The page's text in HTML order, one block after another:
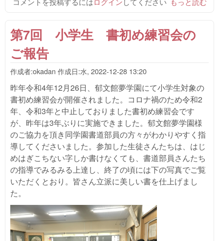
について
第7回 小学生 書初め練習会の
ご報告
作成者:okadan 作成日:水, 2022-12-28 13:20
昨年令和4年12月26日、郁文館夢学園にて小学生対象の
書初め練習会が開催されました。コロナ禍のため令和2
年、令和3年と中止しておりました書初め練習会です
が、昨年は3年ぶりに実施できました。郁文館夢学園様
のご協力を頂き同学園書道部員の方々がわかりやすく指
導してくださいました。参加した生徒さんたちは、はじ
めはぎこちない字しか書けなくても、書道部員さんたち
の指導でみるみる上達し、終了の頃には下の写真でご覧
いただくとおり。皆さん立派に美しい書を仕上げまし
た。